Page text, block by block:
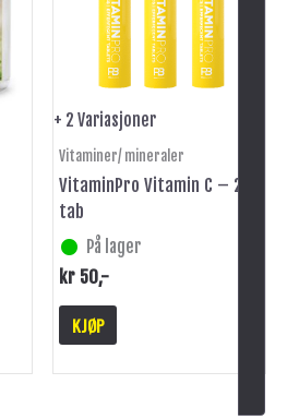
+ 2 Variasjoner
Vitaminer/ mineraler
VitaminPro Vitamin C – 20
tab
På lager
kr 50,-
KJØP
varianter.
Alternativene
kan
velges
på
produktsiden